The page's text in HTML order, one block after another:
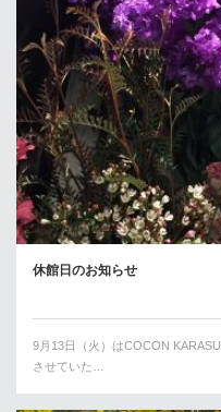
休館日のお知らせ
9月13日（火）はCOCON
させていた…